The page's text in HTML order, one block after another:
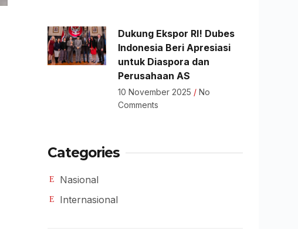
Dukung Ekspor RI! Dubes
Indonesia Beri Apresiasi
untuk Diaspora dan
Perusahaan AS
10 November 2025
No
Comments
Categories
Nasional
Internasional